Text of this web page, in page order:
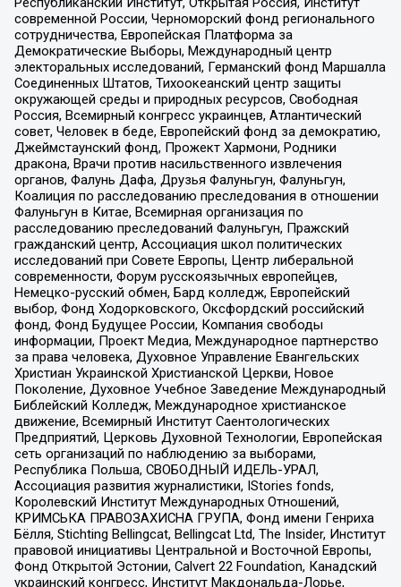
современной России, Черноморский фонд регионального
сотрудничества, Европейская Платформа за
Демократические Выборы, Международный центр
электоральных исследований, Германский фонд Маршалла
Соединенных Штатов, Тихоокеанский центр защиты
окружающей среды и природных ресурсов, Свободная
Россия, Всемирный конгресс украинцев, Атлантический
совет, Человек в беде, Европейский фонд за демократию,
Джеймстаунский фонд, Прожект Хармони, Родники
дракона, Врачи против насильственного извлечения
органов, Фалунь Дафа, Друзья Фалуньгун, Фалуньгун,
Коалиция по расследованию преследования в отношении
Фалуньгун в Китае, Всемирная организация по
расследованию преследований Фалуньгун, Пражский
гражданский центр, Ассоциация школ политических
исследований при Совете Европы, Центр либеральной
современности, Форум русскоязычных европейцев,
Немецко-русский обмен, Бард колледж, Европейский
выбор, Фонд Ходорковского, Оксфордский российский
фонд, Фонд Будущее России, Компания свободы
информации, Проект Медиа, Международное партнерство
за права человека, Духовное Управление Евангельских
Христиан Украинской Христианской Церкви, Новое
Поколение, Духовное Учебное Заведение Международный
Библейский Колледж, Международное христианское
движение, Всемирный Институт Саентологических
Предприятий, Церковь Духовной Технологии, Европейская
сеть организаций по наблюдению за выборами,
Республика Польша, СВОБОДНЫЙ ИДЕЛЬ-УРАЛ,
Ассоциация развития журналистики, IStories fonds,
Королевский Институт Международных Отношений,
КРИМСЬКА ПРАВОЗАХИСНА ГРУПА, Фонд имени Генриха
Бёлля, Stichting Bellingcat, Bellingcat Ltd, The Insider, Институт
правовой инициативы Центральной и Восточной Европы,
Фонд Открытой Эстонии, Calvert 22 Foundation, Канадский
украинский конгресс, Институт Макдональда-Лорье,